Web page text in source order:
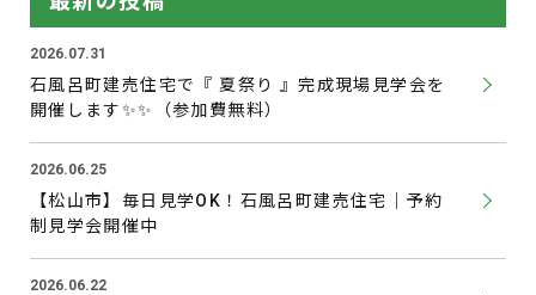
2026.07.31
石風呂町建売住宅で『 夏祭り 』完成現場見学会を
開催します✨✨（参加費無料）
2026.06.25
【松山市】毎日見学OK！石風呂町建売住宅｜予約
制見学会開催中
2026.06.22